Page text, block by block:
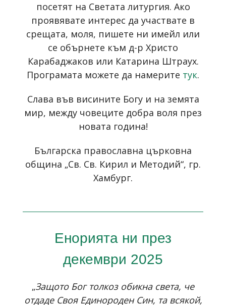
посетят на Светата литургия. Ако
проявявате интерес да участвате в
срещата, моля, пишете ни имейл или
се обърнете към д-р Христо
Карабаджаков или Катарина Штраух.
Програмата можете да намерите тук.
Слава във висините Богу и на земята
мир, между човеците добра воля през
новата година!
Българска православна църковна
община „Св. Св. Кирил и Методий“, гр.
Хамбург.
Енорията ни през
декември 2025
„Защото Бог толкоз обикна света, че
отдаде Своя Единороден Син, та всякой,